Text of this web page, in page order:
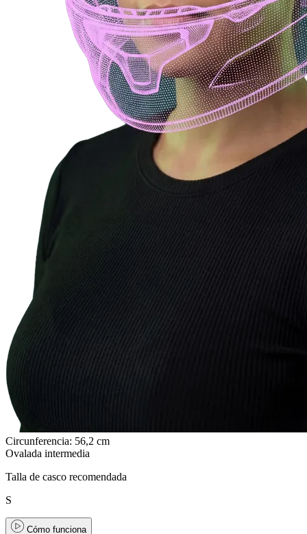
Circunferencia: 56,2 cm
Ovalada intermedia
Talla de casco recomendada
S
Cómo funciona